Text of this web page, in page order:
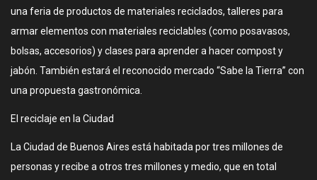
una feria de productos de materiales reciclados, talleres para
armar elementos con materiales reciclables (como posavasos,
bolsas, accesorios) y clases para aprender a hacer compost y
jabón. También estará el reconocido mercado “Sabe la Tierra” con
una propuesta gastronómica.
El reciclaje en la Ciudad
La Ciudad de Buenos Aires está habitada por tres millones de
personas y recibe a otros tres millones y medio, que en total